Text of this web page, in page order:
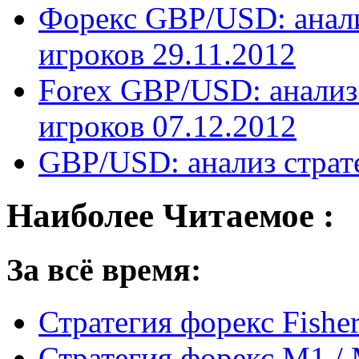
Форекс GBP/USD:
игроков 29.11.2012
Forex GBP/USD:
игроков 07.12.2012
GBP/USD: анализ
Наиболее Читаемое :
За всё время:
Стратегия форекс